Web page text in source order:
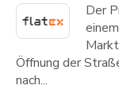
Der
Öffnung der
nach...